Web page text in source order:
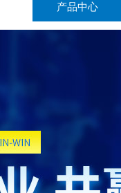
产品中心